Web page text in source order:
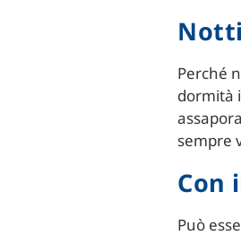
Perché
dormità
sempre
Con
Può